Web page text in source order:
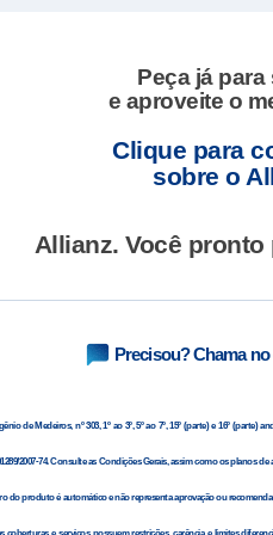
Peça já
e aproveite o
Clique para
sobre o
Allianz. Você pronto
Precisou?Chama no
de Medeiros, nº 303, 1º ao 3º, 5º ao 7º, 15º (parte) e 16º (parte)
2007-74. Consulte as Condições Gerais, assim como os planos
do produto é automático e não representa aprovação ou